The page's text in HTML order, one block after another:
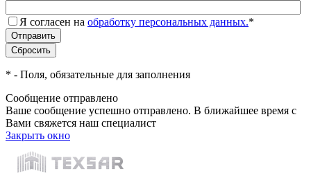
Я согласен на обработку персональных данных.*
* - Поля, обязательные для заполнения
Сообщение отправлено
Ваше сообщение успешно отправлено. В ближайшее время с
Вами свяжется наш специалист
Закрыть окно